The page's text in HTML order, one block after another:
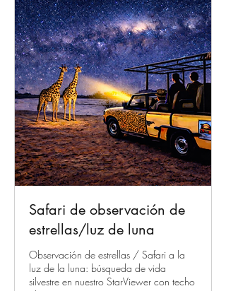
Safari de observación de
estrellas/luz de luna
Observación de estrellas / Safari a la
luz de la luna: búsqueda de vida
silvestre en nuestro StarViewer con techo